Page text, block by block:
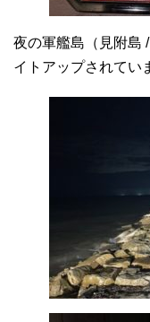
夜の軍艦島（見附島
イトアップされてい